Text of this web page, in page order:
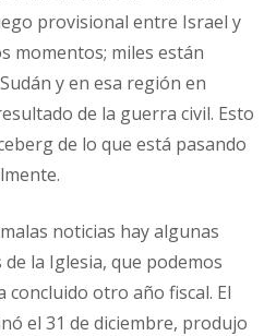
provisional entre Israel y
momentos; miles están
y en esa región en
de la guerra civil. Esto
de lo que está pasando
noticias hay algunas
la Iglesia, que podemos
otro año fiscal. El
el 31 de diciembre, produjo